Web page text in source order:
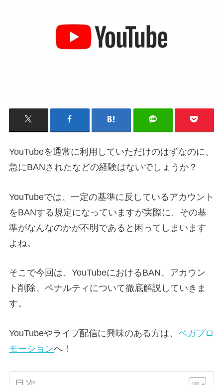
YouTubeを通常に利用していただけのはずなのに、
急にBANされたなどの経験はないでしょうか？
YouTubeでは、一定の基準に反しているアカウント
をBANする規定になっていますが実際に、その基
準がなんなのかが不明であると困ってしまいます
よね。
そこで今回は、YouTubeにおけるBAN、アカウン
ト削除、ペナルティについて徹底解説していきま
す。
YouTubeやライブ配信に興味のある方は、 ベガプロ
モーションへ！